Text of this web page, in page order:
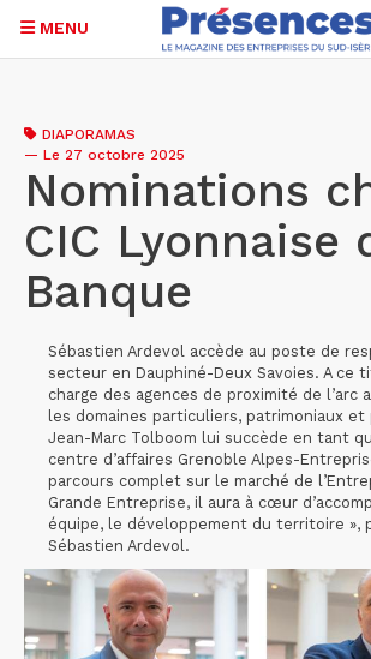
contenu
principal
MENU
DIAPORAMAS
— Le 27 octobre 2025
Nominations
CIC Lyonnaise
Banque
Sébastien Ardevol accède au poste de
secteur en Dauphiné-Deux Savoies. A ce
charge des agences de proximité de l’arc
les domaines particuliers, patrimoniaux
Jean-Marc Tolboom lui succède en tant
centre d’affaires Grenoble Alpes-
parcours complet sur le marché de
Grande Entreprise, il aura à cœur
équipe, le développement du territoire »,
Sébastien Ardevol.